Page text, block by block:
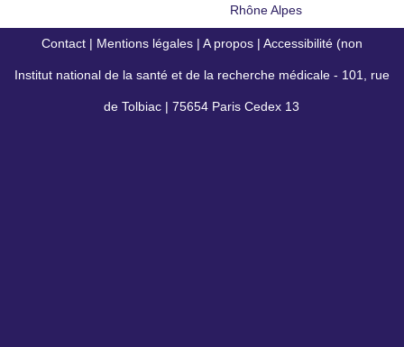
Rhône Alpes
Contact | Mentions légales | A propos | Accessibilité (non
conforme)
Institut national de la santé et de la recherche médicale - 101, rue
de Tolbiac | 75654 Paris Cedex 13